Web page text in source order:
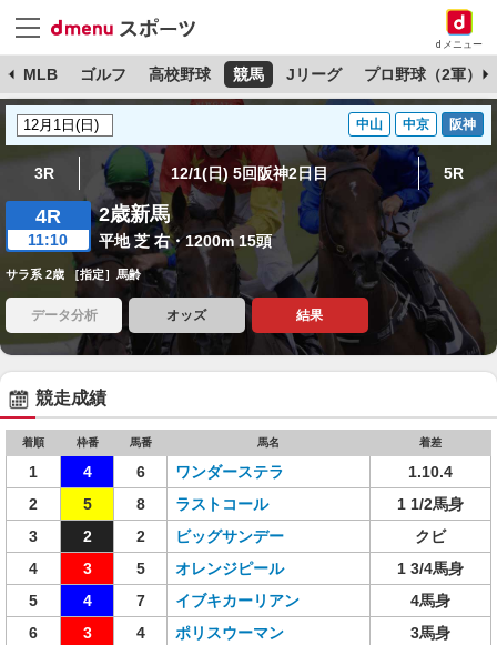
dメニュー
MLB ゴルフ 高校野球 競馬 Jリーグ プロ野球（2軍）
中山 中京 阪神
3R 12/1(日) 5回阪神2日目 5R
4R
11:10
2歳新馬
平地 芝 右・1200m 15頭
サラ系 2歳 ［指定］馬齢
データ分析 オッズ 結果
競走成績
着順 枠番 馬番 馬名 着差
1 4 6 ワンダーステラ
1.10.4
2
5 8 ラストコール
1 1/2馬身
3
2 2 ビッグサンデー
クビ
4
3 5 オレンジピール
1 3/4馬身
5
4 7 イブキカーリアン
4馬身
6
3 4 ポリスウーマン
3馬身